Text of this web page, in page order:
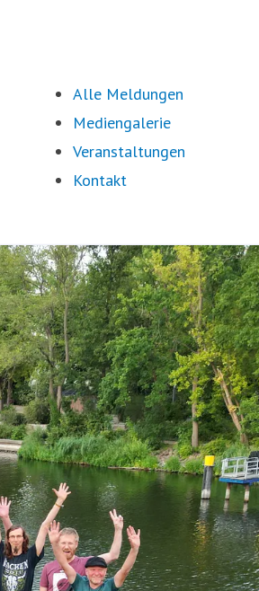
Alle Meldungen
Mediengalerie
Veranstaltungen
Kontakt